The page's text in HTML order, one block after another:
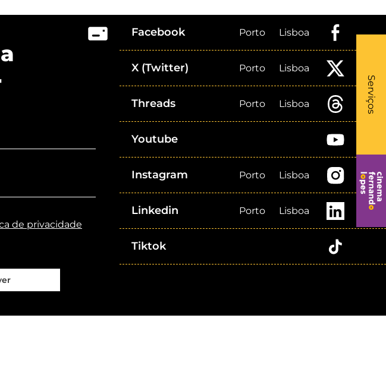
Serviços
-
de privacidade
Facebook Porto Lisboa
X (Twitter) Porto Lisboa
Threads Porto Lisboa
Youtube
Instagram Porto Lisboa
Linkedin Porto Lisboa
Tiktok